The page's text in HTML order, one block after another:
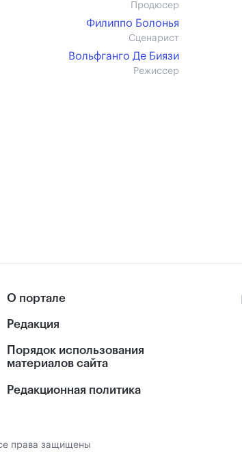
Продюсер
Филиппо Болонья
Сценарист
Вольфганго Де Биязи
Режиссер
О портале
Редакция
Порядок использования
материалов сайта
Редакционная политика
права защищены